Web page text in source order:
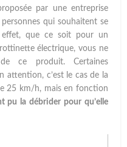
par une entreprise
qui souhaitent se
effet, que ce soit pour un
électrique, vous ne
ce produit. Certaines
attention, c’est le cas de la
25 km/h, mais en fonction
pu la débrider pour qu’elle